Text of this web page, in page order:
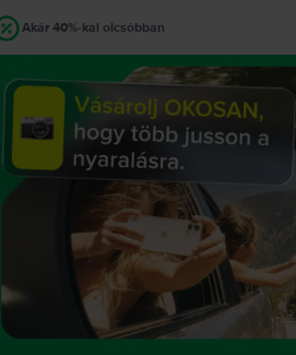
Akár 40%-kal olcsóbban